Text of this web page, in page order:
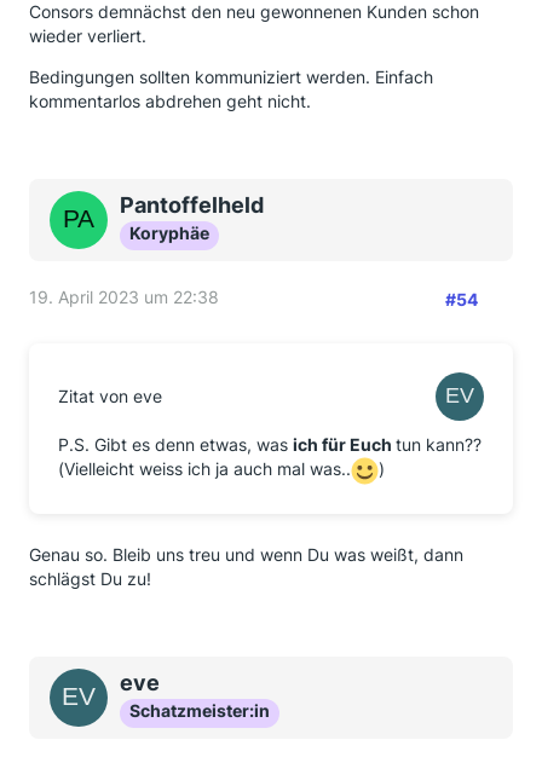
Consors demnächst den neu gewonnenen Kunden schon
wieder verliert.
Bedingungen sollten kommuniziert werden. Einfach
kommentarlos abdrehen geht nicht.
Pantoffelheld
Koryphäe
19. April 2023 um 22:38 #54
Zitat von eve
P.S. Gibt es denn etwas, was ich für Euch tun kann??
(Vielleicht weiss ich ja auch mal was..
)
Genau so. Bleib uns treu und wenn Du was weißt, dann
schlägst Du zu!
eve
Schatzmeister:in